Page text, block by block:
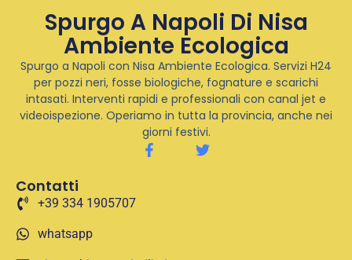
Spurgo A Napoli Di Nisa
Ambiente Ecologica
Spurgo a Napoli con Nisa Ambiente Ecologica. Servizi H24
per pozzi neri, fosse biologiche, fognature e scarichi
intasati. Interventi rapidi e professionali con canal jet e
videoispezione. Operiamo in tutta la provincia, anche nei
giorni festivi.
Contatti
+39 334 1905707
whatsapp